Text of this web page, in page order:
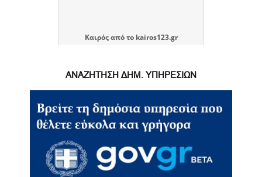
Καιρόςαπό το kairos123.gr
ΑΝΑΖΗΤΗΣΗ ΔΗΜ. ΥΠΗΡΕΣΙΩΝ